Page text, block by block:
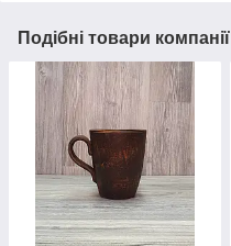
Подібні товари компанії